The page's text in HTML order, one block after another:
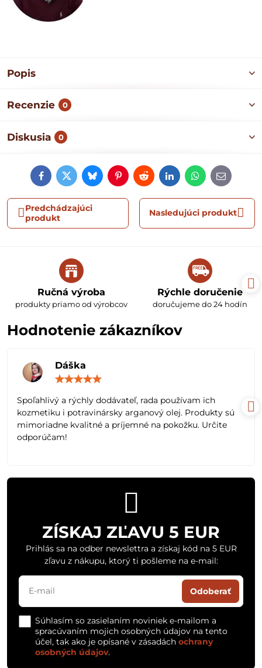
Popis
Recenzie 0
Diskusia 0
FacebookTwitterBlueskyPinterestRedditLinkedInWhatsApp
E-
mail
Predchádzajúci
produkt
Nasledujúci produkt
Ručná výroba
produkty priamo od výrobcov
Rýchle doručenie
doručujeme do 24 hodín
Hodnotenie zákazníkov
Dáška
5
Spoľahlivý a rýchly dodávateľ, rada používam ich
kozmetiku i potravinársky arganový olej. Produkty sú
mimoriadne kvalitné a príjemné na pokožku. Určite
odporúčam!
ZÍSKAJ ZĽAVU 5 EUR
Prihlás sa na odber newslettra a získaj kód na 5 EUR
zľavu z nákupu, ktorý ti pošleme na e-mail:
Odoberať
Súhlasím so zasielaním noviniek e-mailom a
spracúvaním mojich osobných údajov na tento
účel, tak ako je opísané v zásadách ochrany
osobných údajov.